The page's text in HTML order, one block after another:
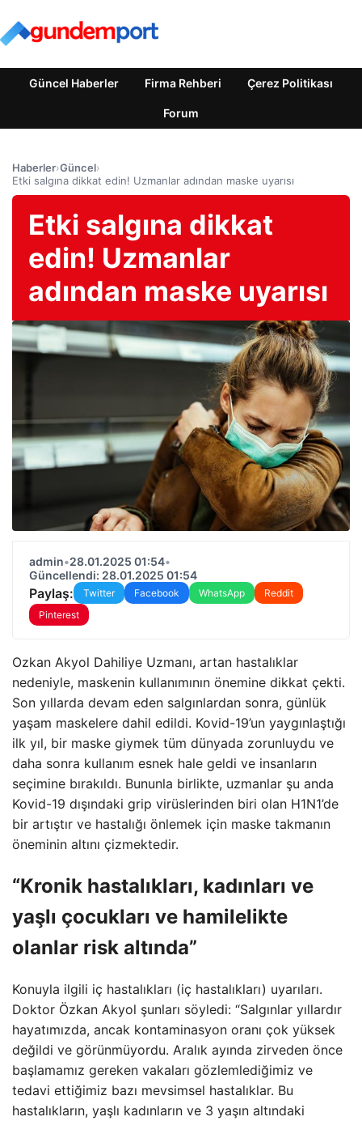
Güncel Haberler Firma Rehberi Çerez Politikası
Forum
Haberler›Güncel›
Etki salgına dikkat edin! Uzmanlar adından maske uyarısı
Etki salgına dikkat
edin! Uzmanlar
adından maske uyarısı
admin•28.01.2025 01:54•
Güncellendi: 28.01.2025 01:54
Paylaş: Twitter Facebook WhatsApp
Reddit
Pinterest
Ozkan Akyol Dahiliye Uzmanı, artan hastalıklar
nedeniyle, maskenin kullanımının önemine dikkat çekti.
Son yıllarda devam eden salgınlardan sonra, günlük
yaşam maskelere dahil edildi. Kovid-19’un yaygınlaştığı
ilk yıl, bir maske giymek tüm dünyada zorunluydu ve
daha sonra kullanım esnek hale geldi ve insanların
seçimine bırakıldı. Bununla birlikte, uzmanlar şu anda
Kovid-19 dışındaki grip virüslerinden biri olan H1N1’de
bir artıştır ve hastalığı önlemek için maske takmanın
öneminin altını çizmektedir.
“Kronik hastalıkları, kadınları ve
yaşlı çocukları ve hamilelikte
olanlar risk altında”
Konuyla ilgili iç hastalıkları (iç hastalıkları) uyarıları.
Doktor Özkan Akyol şunları söyledi: “Salgınlar yıllardır
hayatımızda, ancak kontaminasyon oranı çok yüksek
değildi ve görünmüyordu. Aralık ayında zirveden önce
başlamamız gereken vakaları gözlemlediğimiz ve
tedavi ettiğimiz bazı mevsimsel hastalıklar. Bu
hastalıkların, yaşlı kadınların ve 3 yaşın altındaki